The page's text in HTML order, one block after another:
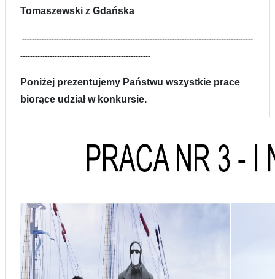
Tomaszewski z Gdańska
----------------------------------------------------------------------------------------------
-----------------------------------------------------
Poniżej prezentujemy Państwu wszystkie prace
biorące udział w konkursie.